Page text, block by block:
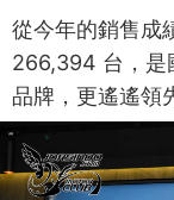
從今年的銷售成
266,394 台，是
品牌，更遙遙領